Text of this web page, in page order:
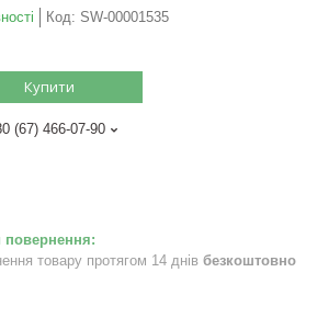
Код: SW-00001535
Купити
(67) 466-07-90
товару протягом 14 днів безкоштовно